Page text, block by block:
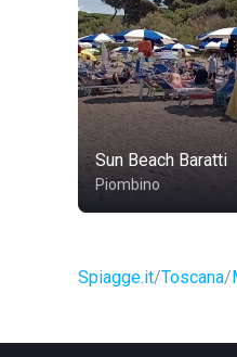
Sun Beach Baratti
Piombino
Spiagge.it Toscana